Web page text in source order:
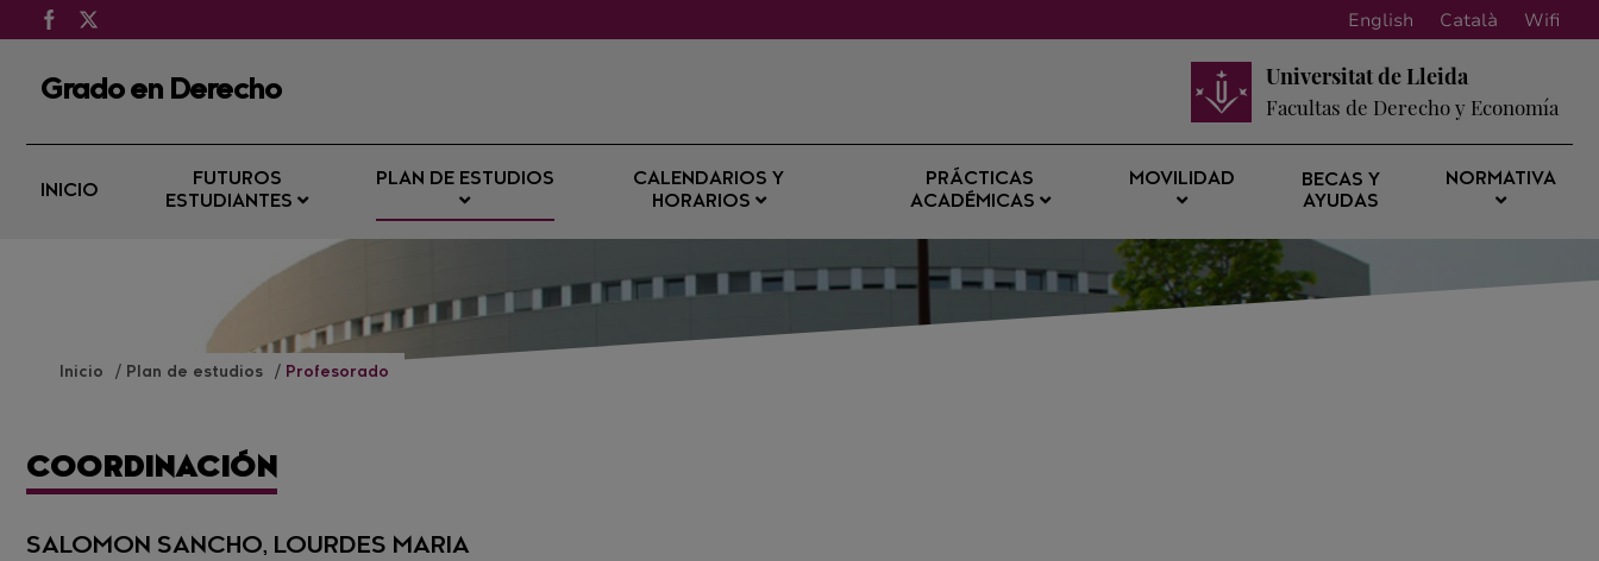
English Català Wifi
Grado en Derecho
Universitat de Lleida
Facultas de Derecho y Economía
INICIO
FUTUROS
ESTUDIANTES
PLAN DE ESTUDIOS
CALENDARIOS Y
HORARIOS
PRÁCTICAS
ACADÉMICAS
MOVILIDAD
BECAS Y
AYUDAS
NORMATIVA
Inicio Plan de estudios Profesorado
COORDINACIÓN
SALOMON SANCHO, LOURDES MARIA